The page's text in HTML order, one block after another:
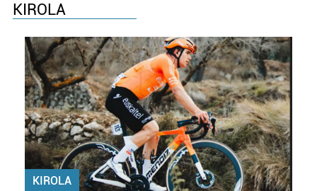
Webgune honek cookie propioak eta hirugarrenen cookie-
zerbitzuak hobetzeko asmoz, cookie teknologiaz
baliatzen gara. Ohar hau onartuz gero, teknologia hori
erabiltzeko baimen esplizitua ematen diguzu.Gehiago
irakurri
KIROLA
KIROLA